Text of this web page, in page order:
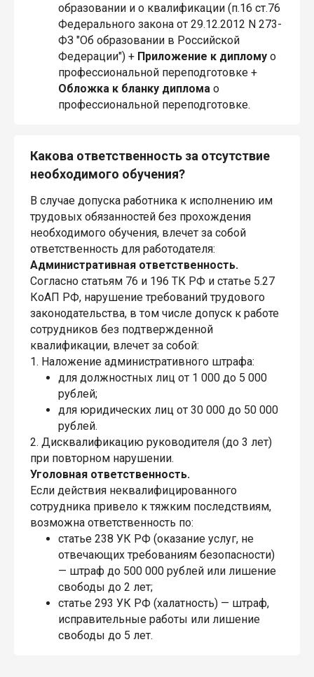
образовании и о квалификации (п.16 ст.76
Федерального закона от 29.12.2012 N 273-
ФЗ "Об образовании в Российской
Федерации") + Приложение к диплому о
профессиональной переподготовке +
Обложка к бланку диплома о
профессиональной переподготовке.
Какова ответственность за отсутствие
необходимого обучения?
В случае допуска работника к исполнению им
трудовых обязанностей без прохождения
необходимого обучения, влечет за собой
ответственность для работодателя:
Административная ответственность.
Согласно статьям 76 и 196 ТК РФ и статье 5.27
КоАП РФ, нарушение требований трудового
законодательства, в том числе допуск к работе
сотрудников без подтвержденной
квалификации, влечет за собой:
1. Наложение административного штрафа:
для должностных лиц от 1 000 до 5 000
рублей;
для юридических лиц от 30 000 до 50 000
рублей.
2. Дисквалификацию руководителя (до 3 лет)
при повторном нарушении.
Уголовная ответственность.
Если действия неквалифицированного
сотрудника привело к тяжким последствиям,
возможна ответственность по:
статье 238 УК РФ (оказание услуг, не
отвечающих требованиям безопасности)
— штраф до 500 000 рублей или лишение
свободы до 2 лет;
статье 293 УК РФ (халатность) — штраф,
исправительные работы или лишение
свободы до 5 лет.